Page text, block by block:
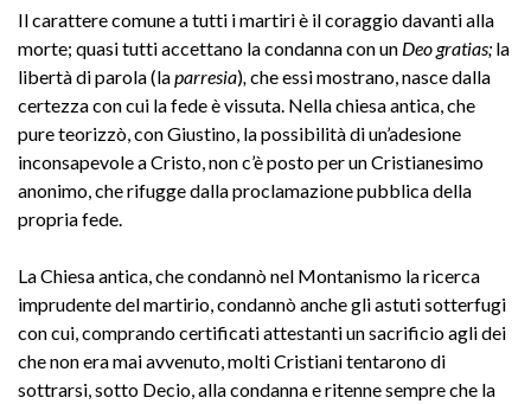
Il carattere comune a tutti i martiri è il coraggio davanti alla
morte; quasi tutti accettano la condanna con un Deo gratias; la
libertà di parola (laparresia) che essi mostrano, nasce dalla
certezza con cui la fede è vissuta. Nella chiesa antica, che
pure teorizzò, con Giustino, la possibilità di un’adesione
inconsapevole a Cristo, non c’è posto per un Cristianesimo
anonimo, che rifugge dalla proclamazione pubblica della
propria fede.
La Chiesa antica, che condannò nel Montanismo la ricerca
imprudente del martirio, condannò anche gli astuti sotterfugi
con cui, comprando certificati attestanti un sacrificio agli dei
che non era mai avvenuto, molti Cristiani tentarono di
sottrarsi, sotto Decio, alla condanna e ritenne sempre che la